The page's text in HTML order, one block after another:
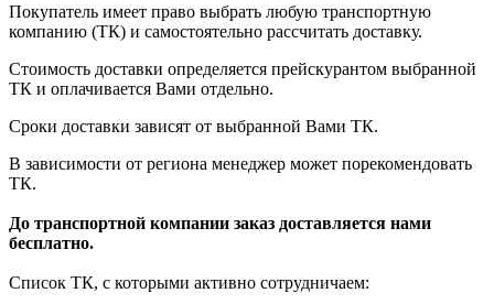
Покупатель имеет право выбрать любую транспортную
компанию (ТК) и самостоятельно рассчитать доставку.
Стоимость доставки определяется прейскурантом выбранной
ТК и оплачивается Вами отдельно.
Сроки доставки зависят от выбранной Вами ТК.
В зависимости от региона менеджер может порекомендовать
ТК.
До транспортной компании заказ доставляется нами
бесплатно.
Список ТК, с которыми активно сотрудничаем: